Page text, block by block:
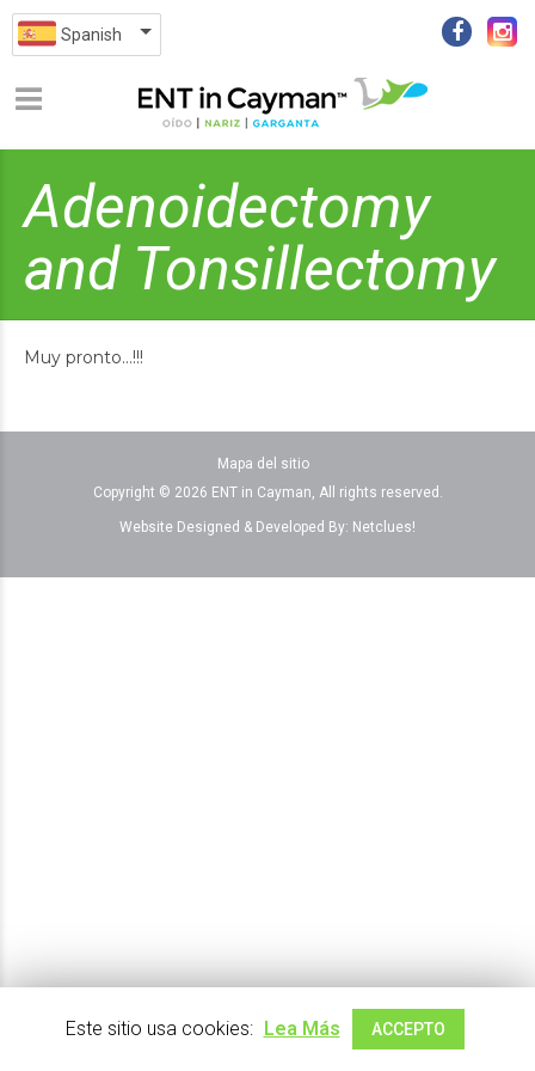
Spanish
Adenoidectomy
and Tonsillectomy
Muy pronto…!!!
Mapa del sitio
Copyright © 2026 ENT in Cayman, All rights reserved.
Website Designed & Developed By: Netclues!
Este sitio usa cookies: Lea Más ACCEPTO